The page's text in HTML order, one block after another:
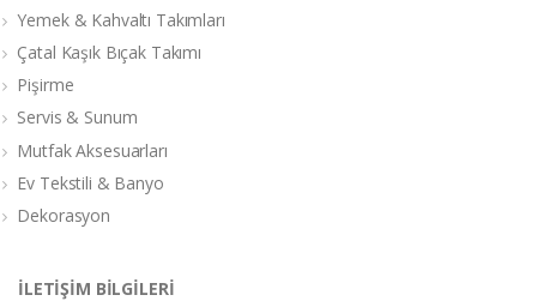
Yemek & Kahvaltı Takımları
Çatal Kaşık Bıçak Takımı
Pişirme
Servis & Sunum
Mutfak Aksesuarları
Ev Tekstili & Banyo
Dekorasyon
İLETİŞİM BİLGİLERİ